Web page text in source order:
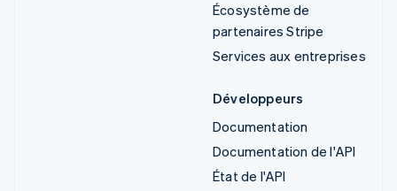
Écosystème de
partenaires Stripe
Services aux entreprises
Développeurs
Documentation
Documentation de l'API
État de l'API